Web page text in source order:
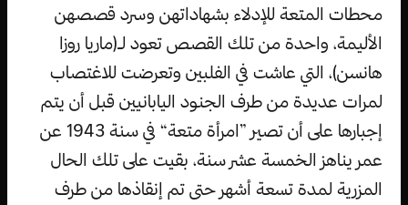
محطات المتعة للإدلاء بشهاداتهن وسرد قصصهن
الأليمة، واحدة من تلك القصص تعود لـ(ماريا روزا
هانسن)، التي عاشت في الفلبين وتعرضت للاغتصاب
لمرات عديدة من طرف الجنود اليابانيين قبل أن يتم
إجبارها على أن تصير ”امرأة متعة“ في سنة 1943 عن
عمر يناهز الخمسة عشر سنة، بقيت على تلك الحال
المزرية لمدة تسعة أشهر حتى تم إنقاذها من طرف